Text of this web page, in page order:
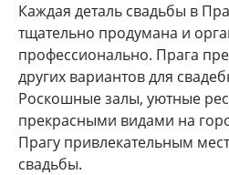
Каждая деталь свадьбы в
тщательно продумана и
профессионально. Прага
других вариантов для
Роскошные залы, уютные
прекрасными видами на
Прагу привлекательным
свадьбы.